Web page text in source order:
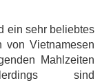
ein sehr beliebtes
von Vietnamesen
Mahlzeiten
sind